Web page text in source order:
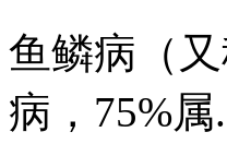
鱼鳞病（
病，75%属